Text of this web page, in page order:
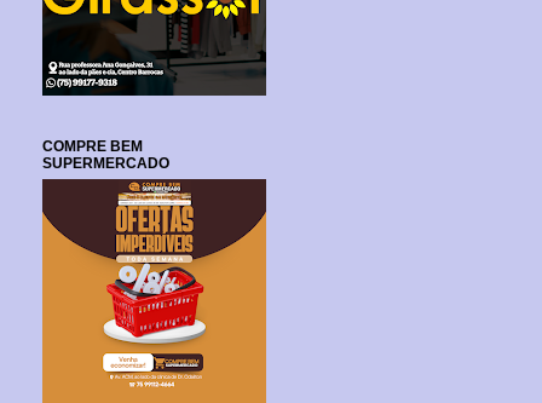
COMPRE BEM
SUPERMERCADO